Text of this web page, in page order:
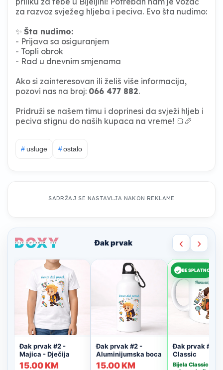
za razvoz svježeg hljeba i peciva. Evo šta nudimo:
✨ Šta nudimo:
- Prijava sa osiguranjem
- Topli obrok
- Rad u dnevnim smjenama
Ako si zainteresovan ili želiš više informacija,
pozovi nas na broj: 066 477 882.
Pridruži se našem timu i doprinesi da svježi hljeb i
peciva stignu do naših kupaca na vreme! 🍞🥖
# usluge #ostalo
SADRŽAJ SE NASTAVLJA NAKON REKLAME